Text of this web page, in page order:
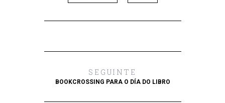
SEGUINTE
BOOKCROSSING PARA O DÍA DO LIBRO